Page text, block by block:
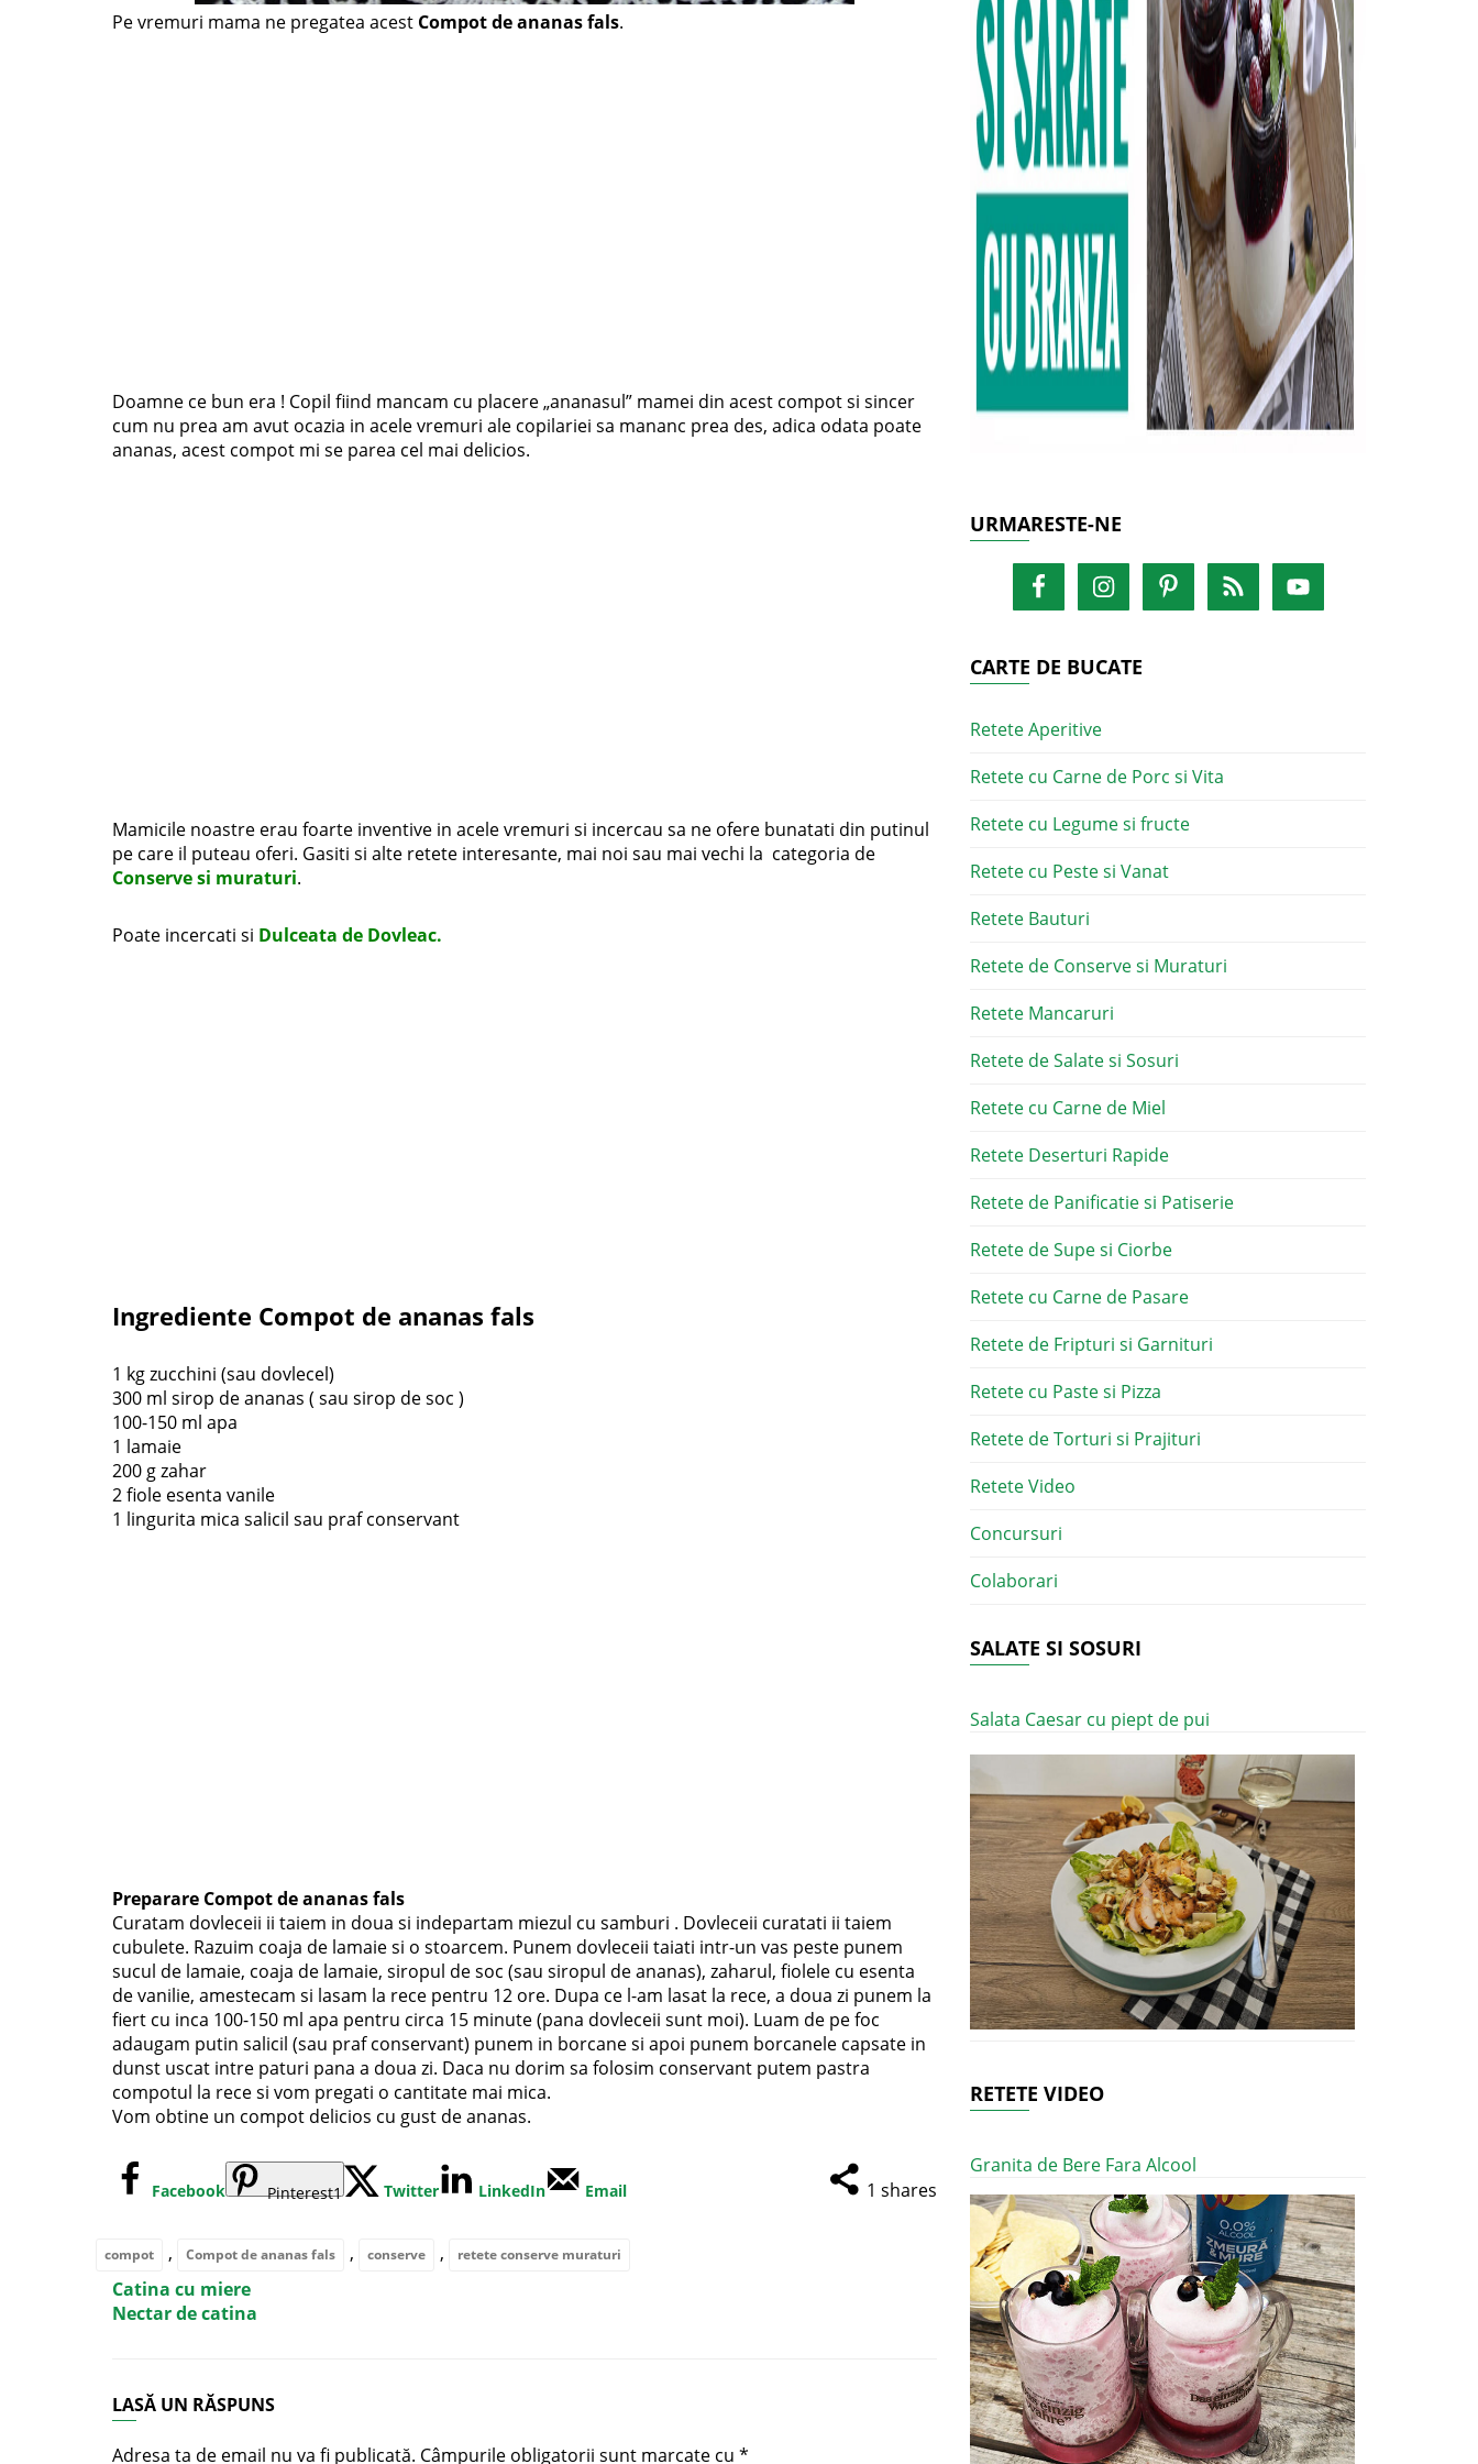
Pe vremuri mama ne pregatea acest Compot de ananas fals.
Doamne ce bun era ! Copil fiind mancam cu placere „ananasul” mamei din acest compot si sincer
cum nu prea am avut ocazia in acele vremuri ale copilariei sa mananc prea des, adica odata poate
ananas, acest compot mi se parea cel mai delicios.
Mamicile noastre erau foarte inventive in acele vremuri si incercau sa ne ofere bunatati din putinul
pe care il puteau oferi. Gasiti si alte retete interesante, mai noi sau mai vechi la categoria de
Conserve si muraturi.
Poate incercati si Dulceata de Dovleac.
Ingrediente Compot de ananas fals
1 kg zucchini (sau dovlecel)
300 ml sirop de ananas ( sau sirop de soc )
100-150 ml apa
1 lamaie
200 g zahar
2 fiole esenta vanile
1 lingurita mica salicil sau praf conservant
Preparare Compot de ananas fals
Curatam dovleceii ii taiem in doua si indepartam miezul cu samburi . Dovleceii curatati ii taiem
cubulete. Razuim coaja de lamaie si o stoarcem. Punem dovleceii taiati intr-un vas peste punem
sucul de lamaie, coaja de lamaie, siropul de soc (sau siropul de ananas), zaharul, fiolele cu esenta
de vanilie, amestecam si lasam la rece pentru 12 ore. Dupa ce l-am lasat la rece, a doua zi punem la
fiert cu inca 100-150 ml apa pentru circa 15 minute (pana dovleceii sunt moi). Luam de pe foc
adaugam putin salicil (sau praf conservant) punem in borcane si apoi punem borcanele capsate in
dunst uscat intre paturi pana a doua zi. Daca nu dorim sa folosim conservant putem pastra
compotul la rece si vom pregati o cantitate mai mica.
Vom obtine un compot delicios cu gust de ananas.
1 shares
Facebook Pinterest1 Twitter LinkedIn Email
compot , Compot de ananas fals , conserve , retete conserve muraturi
Catina cu miere
Nectar de catina
LASĂ UN RĂSPUNS
Adresa ta de email nu va fi publicată. Câmpurile obligatorii sunt marcate cu *
URMARESTE-NE
CARTE DE BUCATE
Retete Aperitive
Retete cu Carne de Porc si Vita
Retete cu Legume si fructe
Retete cu Peste si Vanat
Retete Bauturi
Retete de Conserve si Muraturi
Retete Mancaruri
Retete de Salate si Sosuri
Retete cu Carne de Miel
Retete Deserturi Rapide
Retete de Panificatie si Patiserie
Retete de Supe si Ciorbe
Retete cu Carne de Pasare
Retete de Fripturi si Garnituri
Retete cu Paste si Pizza
Retete de Torturi si Prajituri
Retete Video
Concursuri
Colaborari
SALATE SI SOSURI
Salata Caesar cu piept de pui
RETETE VIDEO
Granita de Bere Fara Alcool